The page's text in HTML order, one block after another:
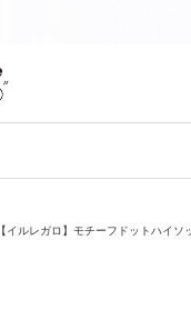
【イルレガロ】モチーフドットハイソ